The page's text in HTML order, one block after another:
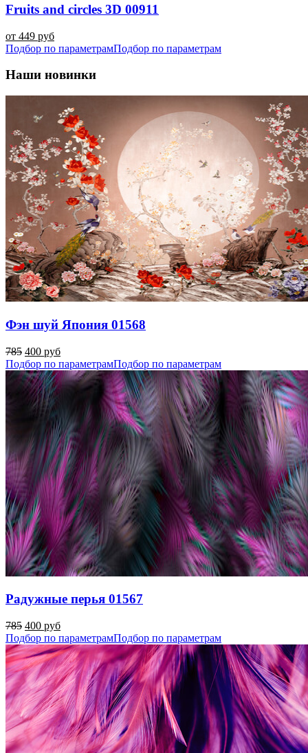
Fruits and circles 3D 00911
от 449 руб
Подбор по параметрамПодбор по параметрам
Наши новинки
Фэн шуй Япония 01568
785 400 руб
Подбор по параметрамПодбор по параметрам
Радужные перья 01567
785 400 руб
Подбор по параметрамПодбор по параметрам